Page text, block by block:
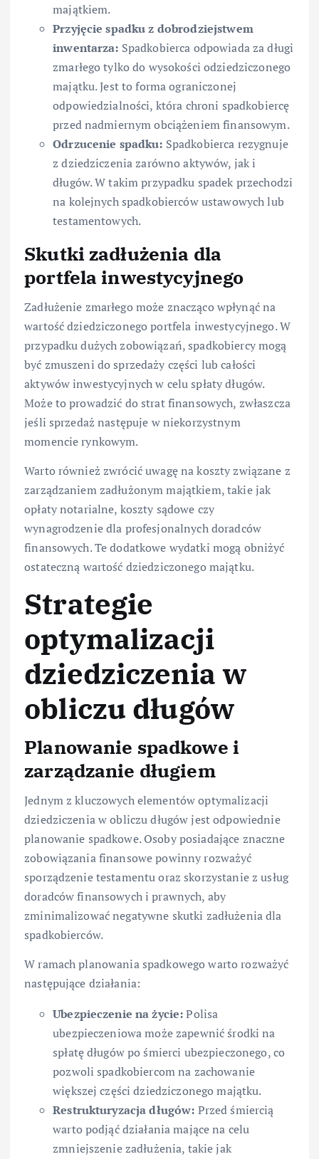
majątkiem.
Przyjęcie spadku z dobrodziejstwem
inwentarza: Spadkobierca odpowiada za długi
zmarłego tylko do wysokości odziedziczonego
majątku. Jest to forma ograniczonej
odpowiedzialności, która chroni spadkobiercę
przed nadmiernym obciążeniem finansowym.
Odrzucenie spadku: Spadkobierca rezygnuje
z dziedziczenia zarówno aktywów, jak i
długów. W takim przypadku spadek przechodzi
na kolejnych spadkobierców ustawowych lub
testamentowych.
Skutki zadłużenia dla
portfela inwestycyjnego
Zadłużenie zmarłego może znacząco wpłynąć na
wartość dziedziczonego portfela inwestycyjnego. W
przypadku dużych zobowiązań, spadkobiercy mogą
być zmuszeni do sprzedaży części lub całości
aktywów inwestycyjnych w celu spłaty długów.
Może to prowadzić do strat finansowych, zwłaszcza
jeśli sprzedaż następuje w niekorzystnym
momencie rynkowym.
Warto również zwrócić uwagę na koszty związane z
zarządzaniem zadłużonym majątkiem, takie jak
opłaty notarialne, koszty sądowe czy
wynagrodzenie dla profesjonalnych doradców
finansowych. Te dodatkowe wydatki mogą obniżyć
ostateczną wartość dziedziczonego majątku.
Strategie
optymalizacji
dziedziczenia w
obliczu długów
Planowanie spadkowe i
zarządzanie długiem
Jednym z kluczowych elementów optymalizacji
dziedziczenia w obliczu długów jest odpowiednie
planowanie spadkowe. Osoby posiadające znaczne
zobowiązania finansowe powinny rozważyć
sporządzenie testamentu oraz skorzystanie z usług
doradców finansowych i prawnych, aby
zminimalizować negatywne skutki zadłużenia dla
spadkobierców.
W ramach planowania spadkowego warto rozważyć
następujące działania:
Ubezpieczenie na życie:Polisa
ubezpieczeniowa może zapewnić środki na
spłatę długów po śmierci ubezpieczonego, co
pozwoli spadkobiercom na zachowanie
większej części dziedziczonego majątku.
Restrukturyzacja długów: Przed śmiercią
warto podjąć działania mające na celu
zmniejszenie zadłużenia, takie jak